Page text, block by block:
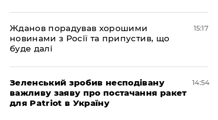
Жданов порадував хорошими
новинами з Росії та припустив, що
буде далі
15:17
Зеленський зробив несподівану
важливу заяву про постачання ракет
для Patriot в Україну
14:54